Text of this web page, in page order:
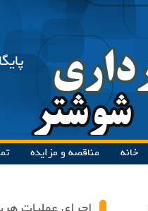
خانه مناقصه و مزایده